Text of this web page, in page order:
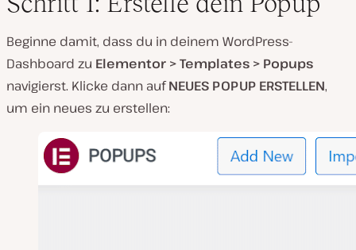
Beginne damit, dass du in deinem WordPress-
Dashboard zu Elementor > Templates > Popups
navigierst. Klicke dann aufNEUES POPUP ERSTELLEN,
um ein neues zu erstellen: